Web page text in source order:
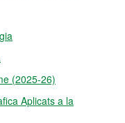
(2025-26)
Aplicats a la